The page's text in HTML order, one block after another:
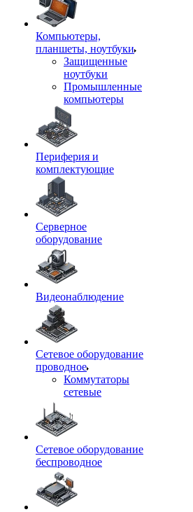
Компьютеры,
планшеты, ноутбуки
Защищенные
ноутбуки
Промышленные
компьютеры
Периферия и
комплектующие
Серверное
оборудование
Видеонаблюдение
Сетевое оборудование
проводное
Коммутаторы
сетевые
Сетевое оборудование
беспроводное